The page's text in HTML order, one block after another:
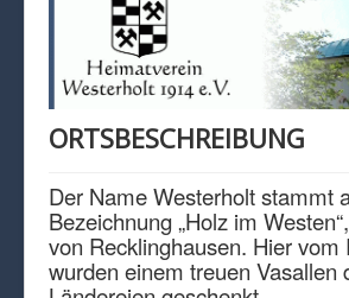
KONTAKT
IMPRESSUM
DATENSCHUTZ
ORTSBESCHREIBUNG
Der Name Westerholt stammt
Bezeichnung „Holz im
von Recklinghausen. Hier vom
wurden einem treuen Vasallen